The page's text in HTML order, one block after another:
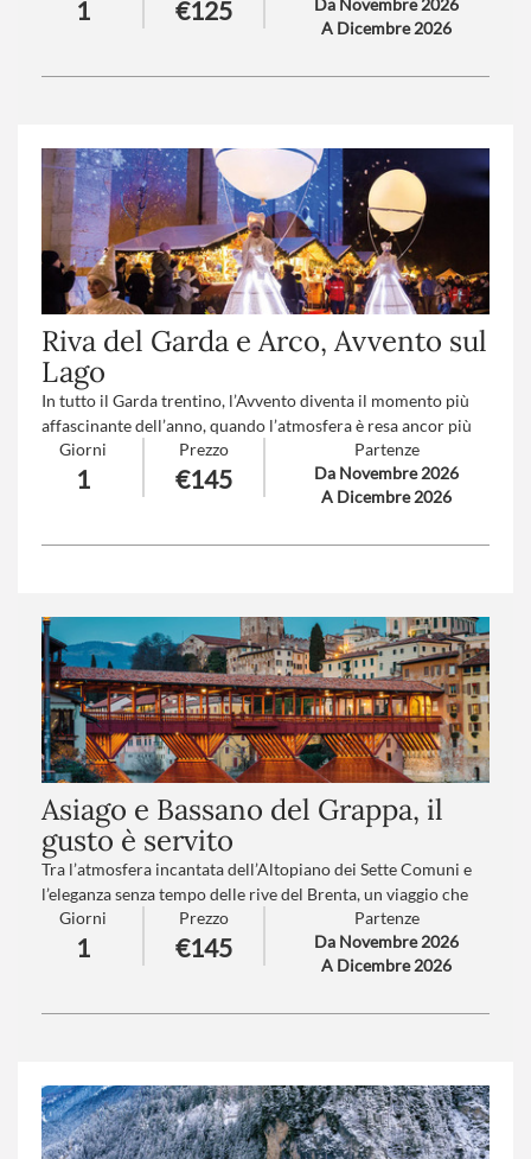
Levico vi trasporterà in un mondo incantato grazie al suo
lago e ai suoi mercatini nel Parco delle Terme degli Asburgo…
1 €125
Da Novembre 2026
A Dicembre 2026
Riva del Garda e Arco, Avvento sul
Lago
In tutto il Garda trentino, l’Avvento diventa il momento più
affascinante dell’anno, quando l’atmosfera è resa ancor più
intensa dalle scenografie dei centri storici addobbati a festa.
Numero partecipanti: minimo 20 - massimo 40
Giorni
1
Prezzo
€145
Partenze
Da Novembre 2026
A Dicembre 2026
Asiago e Bassano del Grappa, il
gusto è servito
Tra l’atmosfera incantata dell’Altopiano dei Sette Comuni e
l’eleganza senza tempo delle rive del Brenta, un viaggio che
profuma di festa e tradizione. Asiago accoglie con i suoi
mercatini natalizi, immersi in un paesaggio da fiaba, tra luci
soffuse, sapori autentici e artigianato montano. Poi, Bassano
festa, dove storia, gusto e spirito natalizio si fondono in
Numero partecipanti: minimo 20 - massimo 40
Trattamento: Pranzo in ristorante
Giorni
1
Prezzo
€145
Partenze
Da Novembre 2026
A Dicembre 2026